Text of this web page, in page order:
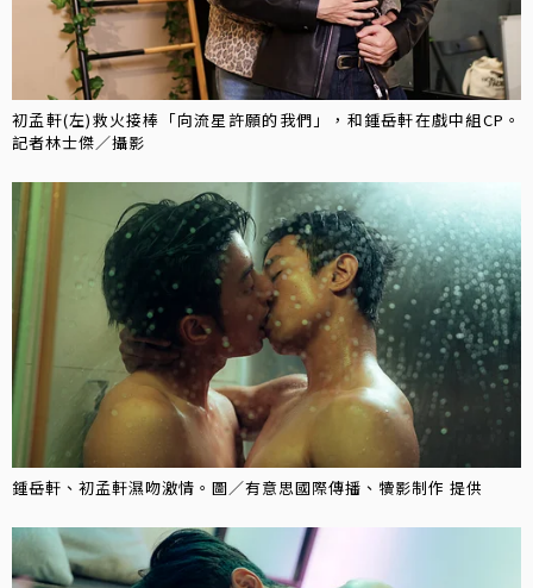
初孟軒(左)救火接棒「向流星許願的我們」，和鍾岳軒在戲中組CP。
記者林士傑／攝影
鍾岳軒、初孟軒濕吻激情。圖／有意思國際傳播、犢影制作 提供